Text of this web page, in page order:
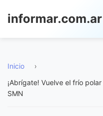
informar.com.ar
Inicio
›
¡Abrígate! Vuelve el frío
SMN